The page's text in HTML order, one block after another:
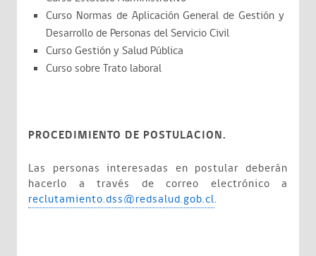
Curso Normas de Aplicación General de Gestión y
Desarrollo de Personas del Servicio Civil
Curso Gestión y Salud Pública
Curso sobre Trato laboral
PROCEDIMIENTO DE POSTULACION.
Las personas interesadas en postular deberán
hacerlo a través de correo electrónico a
reclutamiento.dss@redsalud.gob.cl.